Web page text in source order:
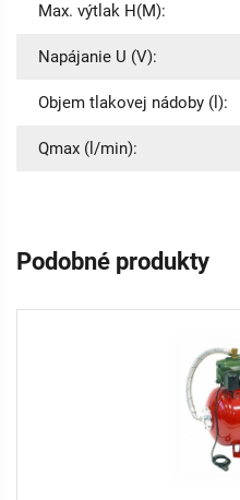
Max. výtlak H(M):
Napájanie U (V):
Objem tlakovej nádoby (l):
Qmax (l/min):
Podobné produkty